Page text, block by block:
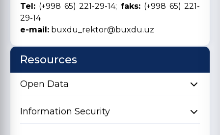
Tel: (+998 65) 221-29-14; faks: (+998 65) 221-
29-14
e-mail: buxdu_rektor@buxdu.uz
Resources
Open Data
Information Security